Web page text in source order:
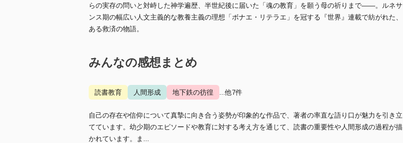
らの実存の問いと対峙した神学遍歴、半世紀後に届いた「魂の教育」を願う母の祈りまで――。ルネサ
ンス期の幅広い人文主義的な教養主義の理想「ボナエ・リテラエ」を冠する『世界』連載で紡がれた、
ある救済の物語。
みんなの感想まとめ
読書教育 人間形成 地下鉄の彷徨 ...他7件
自己の存在や信仰について真摯に向き合う姿勢が印象的な作品で、著者の率直な語り口が魅力を引き立
てています。幼少期のエピソードや教育に対する考え方を通じて、読書の重要性や人間形成の過程が描
かれています。ま...